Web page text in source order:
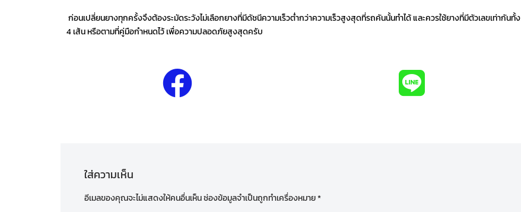
ก่อนเปลี่ยนยางทุกครั้งจึงต้องระมัดระวังไม่เลือกยางที่มีดัชนีความเร็วต่ำกว่าความเร็วสูงสุดที่รถคันนั้นทำได้ และควรใช้ยางที่มีตัวเลขเท่ากันทั้ง
4 เส้น หรือตามที่คู่มือกำหนดไว้ เพื่อความปลอดภัยสูงสุดครับ
ใส่ความเห็น
อีเมลของคุณจะไม่แสดงให้คนอื่นเห็นช่องข้อมูลจำเป็นถูกทำเครื่องหมาย*